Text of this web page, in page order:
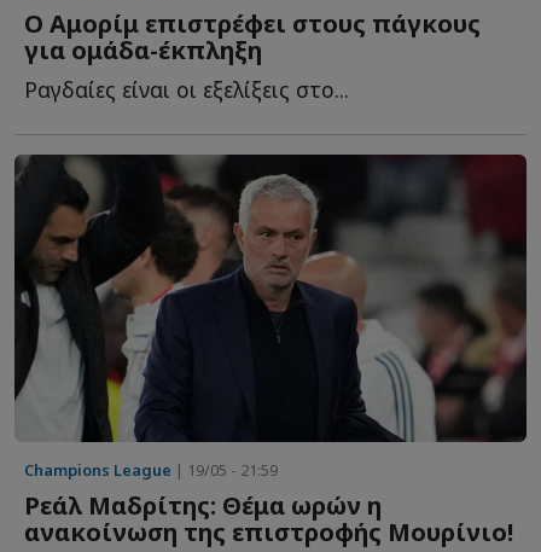
Ο Αμορίμ επιστρέφει στους πάγκους
για ομάδα-έκπληξη
Ραγδαίες είναι οι εξελίξεις στο...
Champions League | 19/05 - 21:59
Ρεάλ Μαδρίτης: Θέμα ωρών η
ανακοίνωση της επιστροφής Μουρίνιο!